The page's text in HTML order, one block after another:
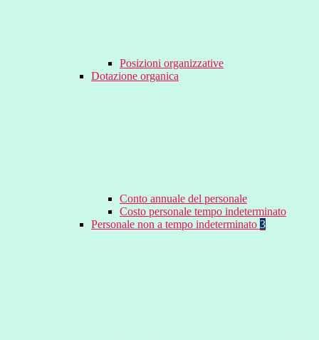
Posizioni organizzative
Dotazione organica
Conto annuale del personale
Costo personale tempo indeterminato
Personale non a tempo indeterminato 3